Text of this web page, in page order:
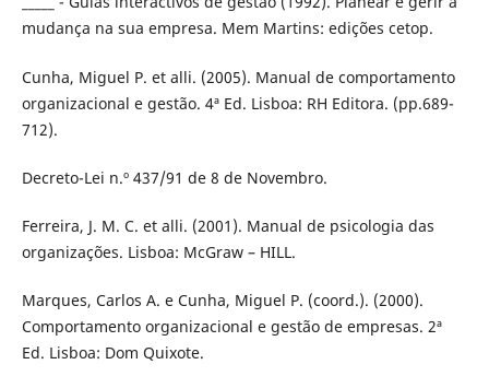
mudança na sua empresa. Mem Martins: edições cetop.
Cunha, Miguel P. et alli. (2005). Manual de comportamento
organizacional e gestão. 4ª Ed. Lisboa: RH Editora. (pp.689-
712).
Decreto-Lei n.º 437/91 de 8 de Novembro.
Ferreira, J. M. C. et alli. (2001). Manual de psicologia das
organizações. Lisboa: McGraw – HILL.
Marques, Carlos A. e Cunha, Miguel P. (coord.). (2000).
Comportamento organizacional e gestão de empresas. 2ª
Ed. Lisboa: Dom Quixote.